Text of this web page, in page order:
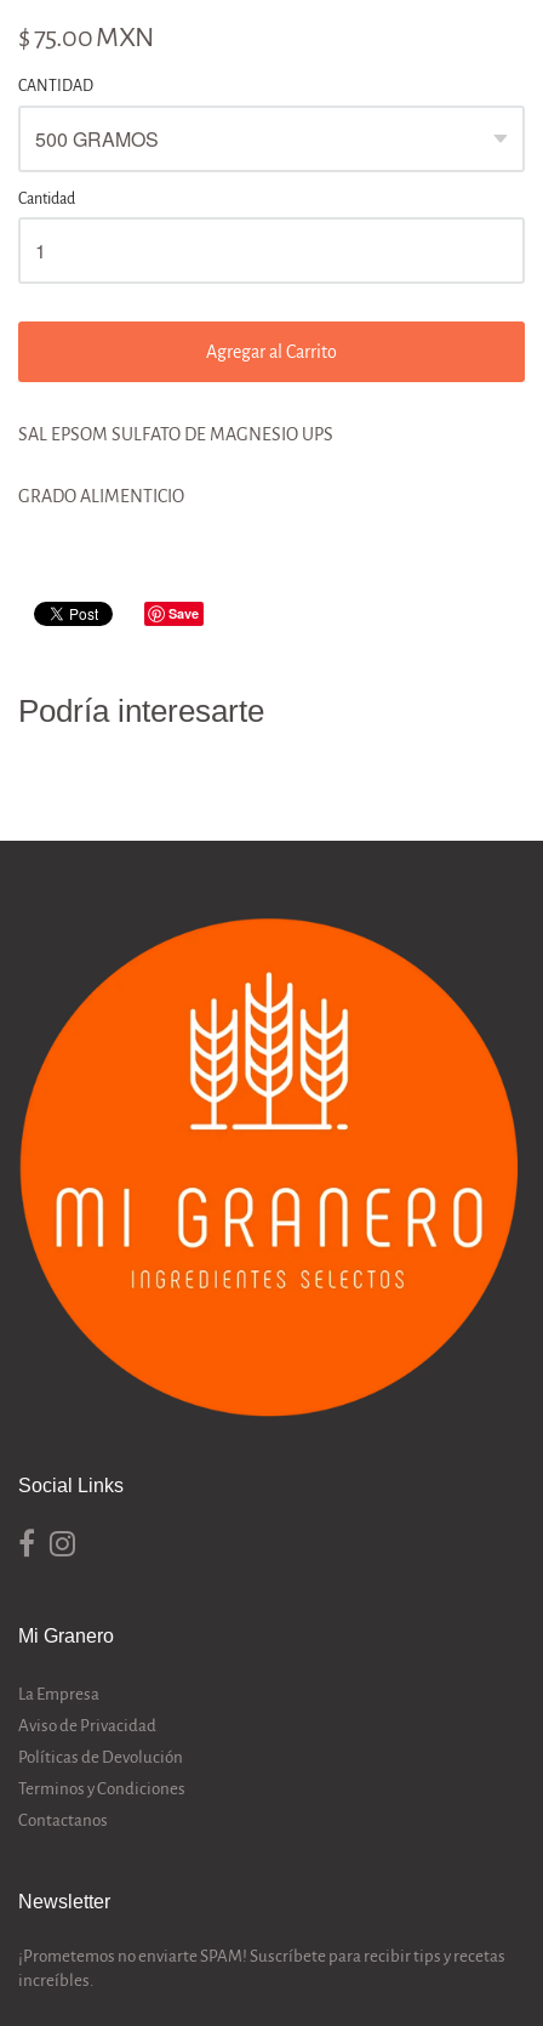
$ 75.00 MXN
CANTIDAD
Cantidad
Agregar al Carrito
SAL EPSOM SULFATO DE MAGNESIO UPS
GRADO ALIMENTICIO
Save
Podría interesarte
Social Links
Mi Granero
La Empresa
Aviso de Privacidad
Políticas de Devolución
Terminos y Condiciones
Contactanos
Newsletter
¡Prometemos no enviarte SPAM! Suscríbete para recibir tips y recetas
increíbles.